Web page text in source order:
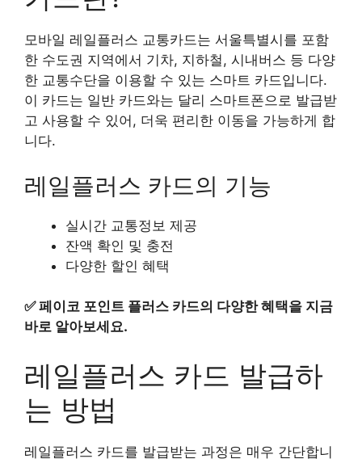
모바일 레일플러스 교통카드는 서울특별시를 포함
한 수도권 지역에서 기차, 지하철, 시내버스 등 다양
한 교통수단을 이용할 수 있는 스마트 카드입니다.
이 카드는 일반 카드와는 달리 스마트폰으로 발급받
고 사용할 수 있어, 더욱 편리한 이동을 가능하게 합
니다.
레일플러스 카드의 기능
실시간 교통정보 제공
잔액 확인 및 충전
다양한 할인 혜택
✅페이코 포인트 플러스 카드의 다양한 혜택을 지금
바로 알아보세요.
레일플러스 카드 발급하
는 방법
레일플러스 카드를 발급받는 과정은 매우 간단합니